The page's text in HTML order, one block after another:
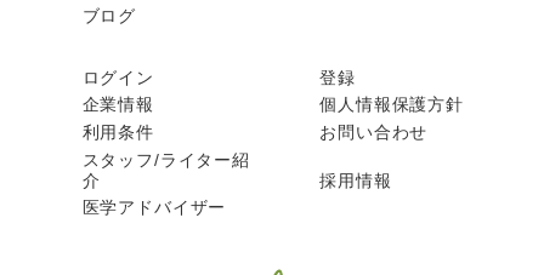
ブログ
ログイン
登録
企業情報
個人情報保護方針
利用条件
お問い合わせ
スタッフ/ライター紹
介
採用情報
医学アドバイザー